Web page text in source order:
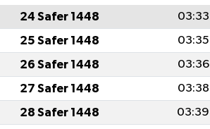
24 Safer 1448 03:33
25 Safer 1448 03:35
26 Safer 1448 03:36
27 Safer 1448 03:38
28 Safer 1448 03:39